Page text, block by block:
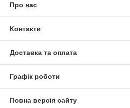
Про нас
Контакти
Доставка та оплата
Графік роботи
Повна версія сайту